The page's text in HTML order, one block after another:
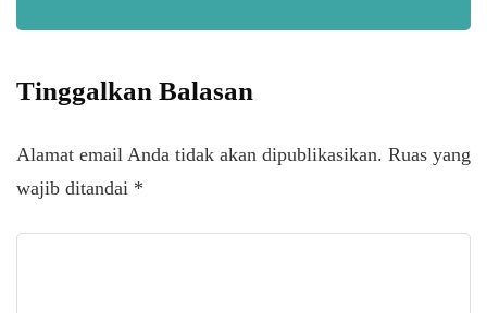
Tinggalkan Balasan
Alamat email Anda tidak akan dipublikasikan. Ruas yang
wajib ditandai *